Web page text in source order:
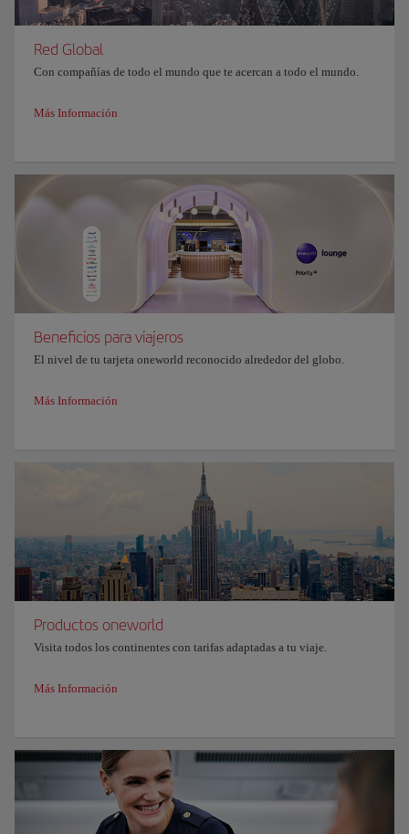
Red Global
Con compañías de todo el mundo que te acercan a todo el mundo.
Más Información
Beneficios para viajeros
El nivel de tu tarjeta oneworld reconocido alrededor del globo.
Más Información
Productos oneworld
Visita todos los continentes con tarifas adaptadas a tu viaje.
Más Información